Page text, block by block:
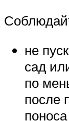
не
сад
по
после